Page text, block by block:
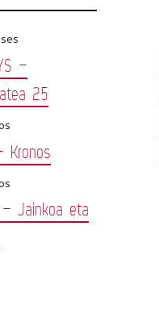
–
25
Kronos
– Jainkoa eta